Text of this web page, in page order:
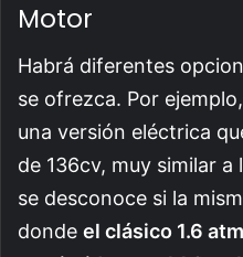
Motor
Habrá diferentes
se ofrezca. Por
una versión eléctrica
de 136cv, muy similar
se desconoce si la
donde el clásico 1.6